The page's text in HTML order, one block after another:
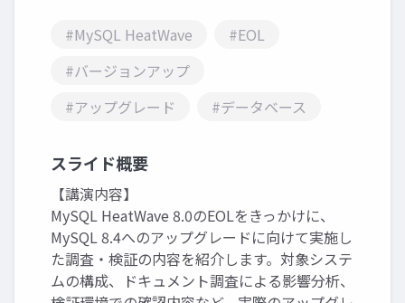
#MySQL HeatWave
#EOL
#バージョンアップ
#アップグレード
#データベース
スライド概要
【講演内容】
MySQL HeatWave 8.0のEOLをきっかけに、
MySQL 8.4へのアップグレードに向けて実施し
た調査・検証の内容を紹介します。対象システ
ムの構成、ドキュメント調査による影響分析、